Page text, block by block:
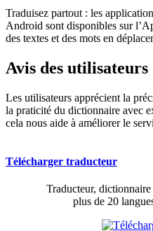
Traduisez partout : les
Android sont disponibles sur
des textes et des mots en
Avis des utilisateurs
Les utilisateurs apprécient la
la praticité du dictionnaire avec
cela nous aide à améliorer le
Télécharger traducteur
Traducteur,
plus de 20